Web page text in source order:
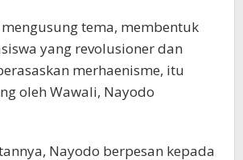
tema, membentuk
yang revolusioner dan
merhaenisme, itu
oleh Wawali, Nayodo
Nayodo berpesan kepada